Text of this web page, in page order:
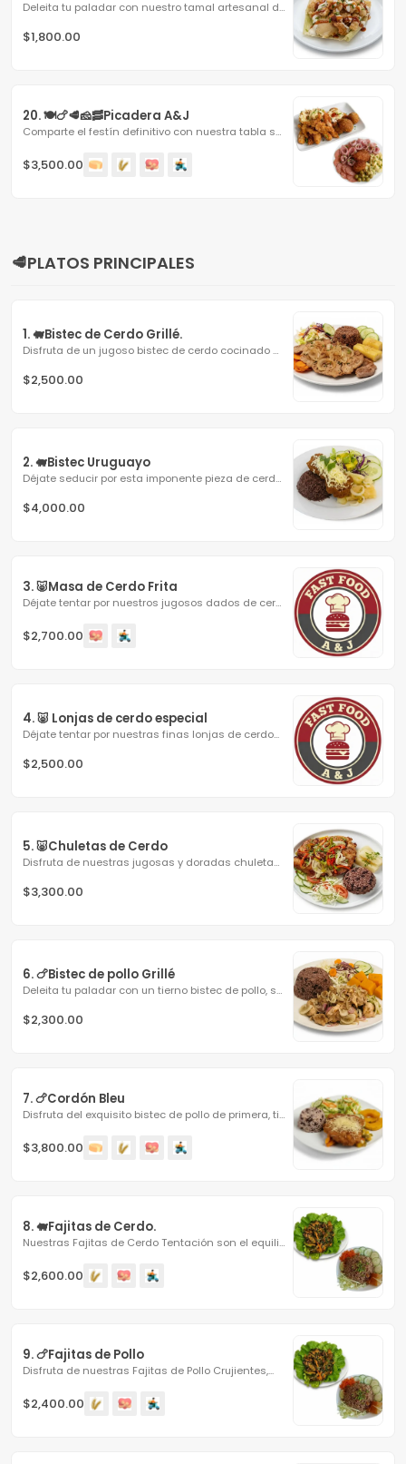
Deleita tu paladar con nuestro tamal artesanal de maíz...
$1,800.00
20. 🍽🍗🥩🧀🥓Picadera A&J
Comparte el festín definitivo con nuestra tabla surtida,...
$3,500.00
🥩PLATOS PRINCIPALES
1. 🐖Bistec de Cerdo Grillé.
Disfruta de un jugoso bistec de cerdo cocinado a la plancha...
$2,500.00
2. 🐖Bistec Uruguayo
Déjate seducir por esta imponente pieza de cerdo...
$4,000.00
3. 🐷Masa de Cerdo Frita
Déjate tentar por nuestros jugosos dados de cerdo,...
$2,700.00
4. 🐷 Lonjas de cerdo especial
Déjate tentar por nuestras finas lonjas de cerdo...
$2,500.00
5. 🐷Chuletas de Cerdo
Disfruta de nuestras jugosas y doradas chuletas de cerdo,...
$3,300.00
6. 🍗Bistec de pollo Grillé
Deleita tu paladar con un tierno bistec de pollo, sazonado...
$2,300.00
7. 🍗Cordón Bleu
Disfruta del exquisito bistec de pollo de primera, tierno y...
$3,800.00
8. 🐖Fajitas de Cerdo.
Nuestras Fajitas de Cerdo Tentación son el equilibrio...
$2,600.00
9. 🍗Fajitas de Pollo
Disfruta de nuestras Fajitas de Pollo Crujientes,...
$2,400.00